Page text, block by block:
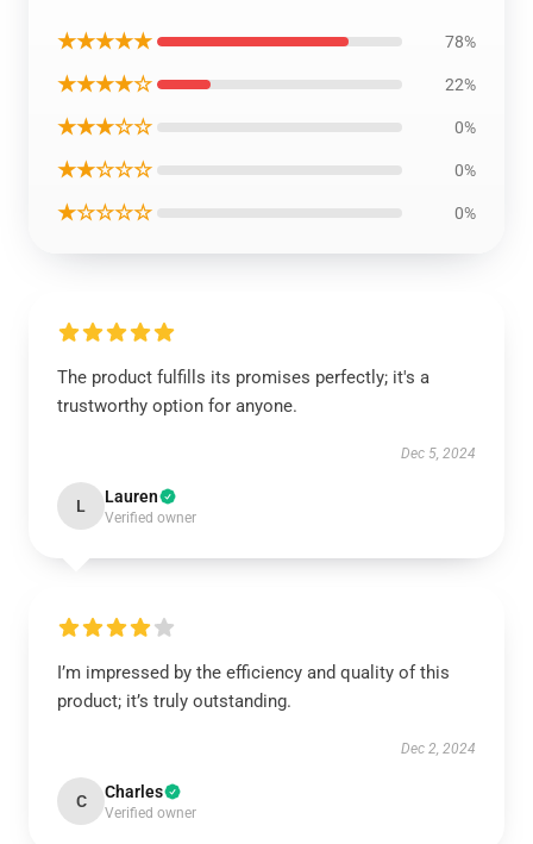
★★★★★ 78%
★★★★☆ 22%
★★★☆☆ 0%
★★☆☆☆ 0%
★☆☆☆☆ 0%
The product fulfills its promises perfectly; it's a
trustworthy option for anyone.
Dec 5, 2024
L Lauren
Verified owner
I’m impressed by the efficiency and quality of this
product; it’s truly outstanding.
Dec 2, 2024
C Charles
Verified owner